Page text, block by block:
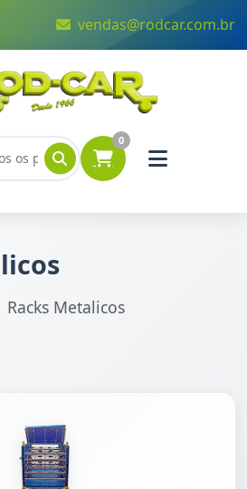
vendas@rodcar.com.br
0
Racks Metalicos